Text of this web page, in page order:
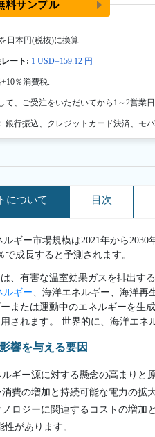
料サンプル
日本円(税抜)に換算
ート: 1 USD=159.12 円
％消費税.
て、ご受注をいただいてから1～2営業
銀行振込、クレジットカード決済、モバ
について 目次
ギー市場規模は2021年から
で成長すると予測されます。
、有害な温室効果ガスを排出す
ルギー 、海洋エネルギー、海洋
または運動中のエネルギーを生
されます。 世界的に、海洋エ
響を与える要因
ギー源に対する懸念の高まりと
消費の増加と持続可能な電力の拡
ロジーに関連するコストの増加
があります。